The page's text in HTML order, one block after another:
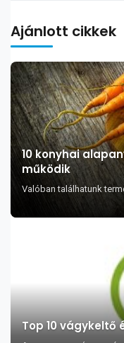
Ajánlott cikkek
10 konyhai
működik
Valóban találhatunk
Top 10 vágykeltő